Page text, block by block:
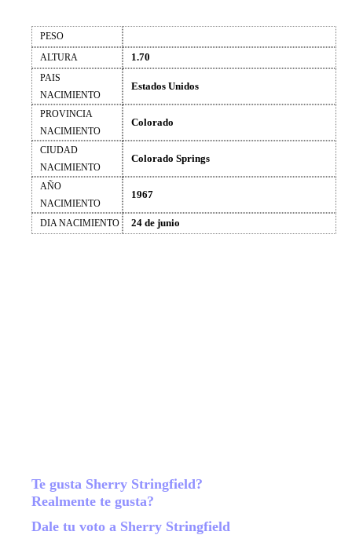
PESO
ALTURA
1.70
PAIS
NACIMIENTO
Estados Unidos
PROVINCIA
NACIMIENTO
Colorado
CIUDAD
NACIMIENTO
Colorado Springs
AÑO
NACIMIENTO
1967
DIA NACIMIENTO 24 de junio
Te gusta Sherry Stringfield?
Realmente te gusta?
Dale tu voto a Sherry Stringfield